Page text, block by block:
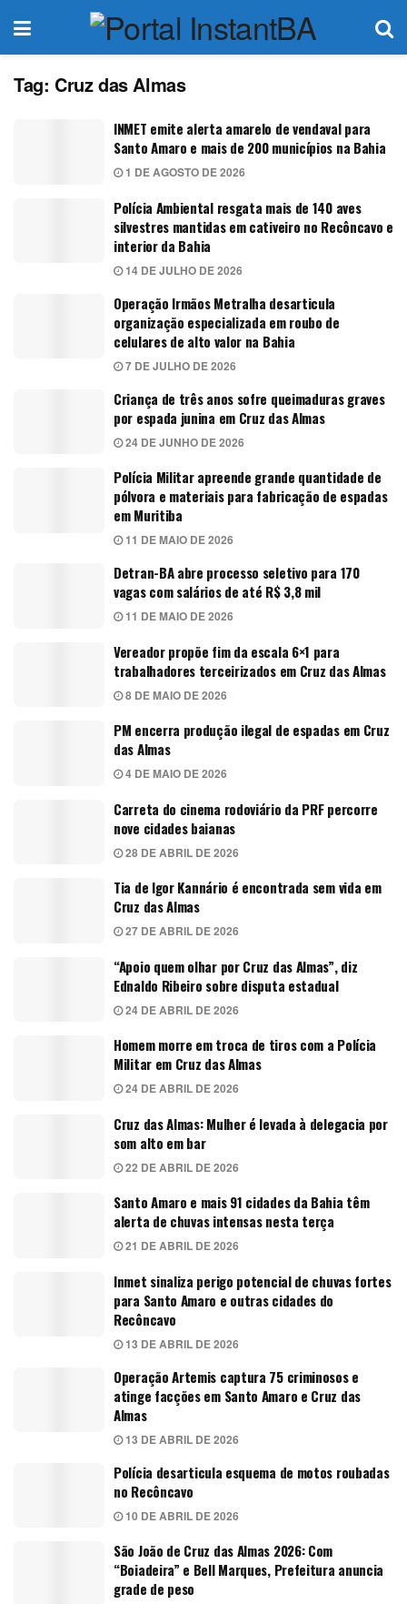
Tag: Cruz das Almas
INMET emite alerta amarelo de vendaval para
Santo Amaro e mais de 200 municípios na Bahia
1 DE AGOSTO DE 2026
Polícia Ambiental resgata mais de 140 aves
silvestres mantidas em cativeiro no Recôncavo e
interior da Bahia
14 DE JULHO DE 2026
Operação Irmãos Metralha desarticula
organização especializada em roubo de
celulares de alto valor na Bahia
7 DE JULHO DE 2026
Criança de três anos sofre queimaduras graves
por espada junina em Cruz das Almas
24 DE JUNHO DE 2026
Polícia Militar apreende grande quantidade de
pólvora e materiais para fabricação de espadas
em Muritiba
11 DE MAIO DE 2026
Detran-BA abre processo seletivo para 170
vagas com salários de até R$ 3,8 mil
11 DE MAIO DE 2026
Vereador propõe fim da escala 6×1 para
trabalhadores terceirizados em Cruz das Almas
8 DE MAIO DE 2026
PM encerra produção ilegal de espadas em Cruz
das Almas
4 DE MAIO DE 2026
Carreta do cinema rodoviário da PRF percorre
nove cidades baianas
28 DE ABRIL DE 2026
Tia de Igor Kannário é encontrada sem vida em
Cruz das Almas
27 DE ABRIL DE 2026
“Apoio quem olhar por Cruz das Almas”, diz
Ednaldo Ribeiro sobre disputa estadual
24 DE ABRIL DE 2026
Homem morre em troca de tiros com a Polícia
Militar em Cruz das Almas
24 DE ABRIL DE 2026
Cruz das Almas: Mulher é levada à delegacia por
som alto em bar
22 DE ABRIL DE 2026
Santo Amaro e mais 91 cidades da Bahia têm
alerta de chuvas intensas nesta terça
21 DE ABRIL DE 2026
Inmet sinaliza perigo potencial de chuvas fortes
para Santo Amaro e outras cidades do
Recôncavo
13 DE ABRIL DE 2026
Operação Artemis captura 75 criminosos e
atinge facções em Santo Amaro e Cruz das
Almas
13 DE ABRIL DE 2026
Polícia desarticula esquema de motos roubadas
no Recôncavo
10 DE ABRIL DE 2026
São João de Cruz das Almas 2026: Com
“Boiadeira” e Bell Marques, Prefeitura anuncia
grade de peso